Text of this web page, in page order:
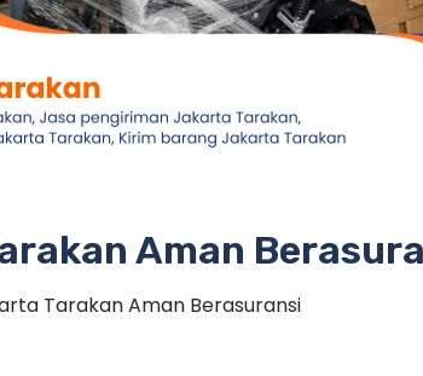
Aman
Tarakan Aman Berasuransi